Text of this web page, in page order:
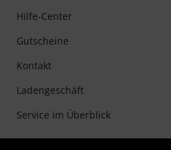
Hilfe-Center
Gutscheine
Kontakt
Ladengeschäft
Service im Überblick